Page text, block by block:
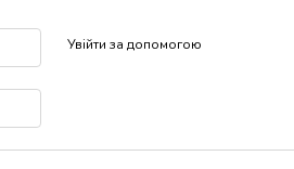
Увійти за допомогою